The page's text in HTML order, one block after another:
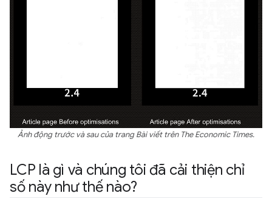
Ảnh động trước và sau của trang Bài viết trên The Economic Times.
LCP là gì và chúng tôi đã cải thiện chỉ
số này như thế nào?